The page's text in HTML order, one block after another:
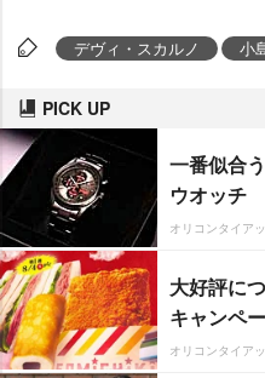
デヴィ・スカルノ 小
PICK UP
一番似合
ウオッチ
オリコンタイア
大好評に
キャンペ
オリコンタイア